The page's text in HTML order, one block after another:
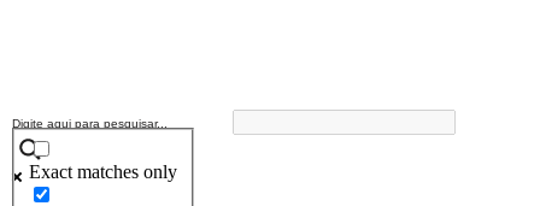
Exact matches only